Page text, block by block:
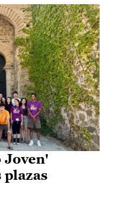
Joven'
plazas